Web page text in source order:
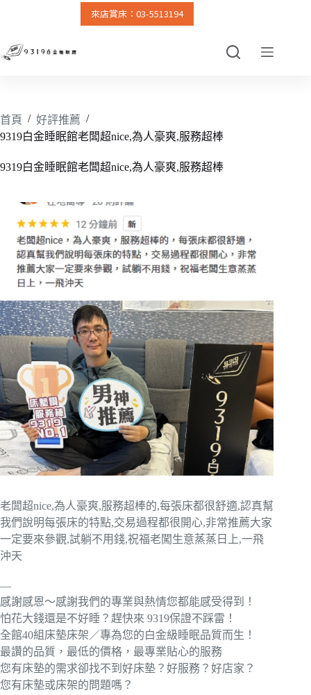
主
來店賞床：03-5513194
首頁 / 好評推薦 /
9319白金睡眠館老闆超nice,為人豪爽,服務超棒
9319白金睡眠館老闆超nice,為人豪爽,服務超棒
老闆超nice,為人豪爽,服務超棒的,每張床都很舒適,認真幫
我們說明每張床的特點,交易過程都很開心,非常推薦大家
一定要來參觀,試躺不用錢,祝福老闖生意蒸蒸日上,一飛
沖天
—
感謝感恩～感謝我們的專業與熱情您都能感受得到！
怕花大錢還是不好睡？趕快來 9319保證不踩雷！
全館40組床墊床架／專為您的白金級睡眠品質而生！
最讚的品質，最低的價格，最專業貼心的服務
您有床墊的需求卻找不到好床墊？好服務？好店家？
您有床墊或床架的問題嗎？